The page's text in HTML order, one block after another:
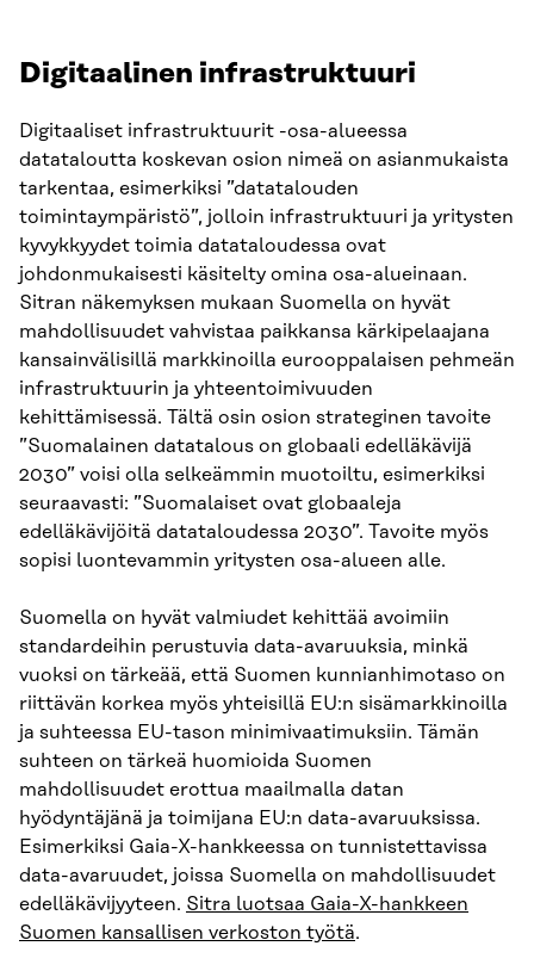
Digitaalinen infrastruktuuri
Digitaaliset infrastruktuurit -osa-alueessa
datataloutta koskevan osion nimeä on asianmukaista
tarkentaa, esimerkiksi ”datatalouden
toimintaympäristö”, jolloin infrastruktuuri ja yritysten
kyvykkyydet toimia datataloudessa ovat
johdonmukaisesti käsitelty omina osa-alueinaan.
Sitran näkemyksen mukaan Suomella on hyvät
mahdollisuudet vahvistaa paikkansa kärkipelaajana
kansainvälisillä markkinoilla eurooppalaisen pehmeän
infrastruktuurin ja yhteentoimivuuden
kehittämisessä. Tältä osin osion strateginen tavoite
”Suomalainen datatalous on globaali edelläkävijä
2030” voisi olla selkeämmin muotoiltu, esimerkiksi
seuraavasti: ”Suomalaiset ovat globaaleja
edelläkävijöitä datataloudessa 2030”. Tavoite myös
sopisi luontevammin yritysten osa-alueen alle.
Suomella on hyvät valmiudet kehittää avoimiin
standardeihin perustuvia data-avaruuksia, minkä
vuoksi on tärkeää, että Suomen kunnianhimotaso on
riittävän korkea myös yhteisillä EU:n sisämarkkinoilla
ja suhteessa EU-tason minimivaatimuksiin. Tämän
suhteen on tärkeä huomioida Suomen
mahdollisuudet erottua maailmalla datan
hyödyntäjänä ja toimijana EU:n data-avaruuksissa.
Esimerkiksi Gaia-X-hankkeessa on tunnistettavissa
data-avaruudet, joissa Suomella on mahdollisuudet
edelläkävijyyteen. Sitra luotsaa Gaia-X-hankkeen
Suomen kansallisen verkoston työtä.